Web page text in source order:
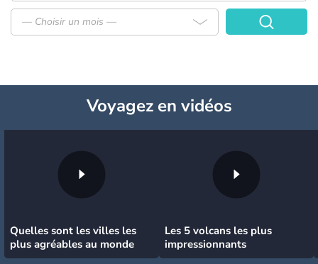
— Choisir un mois —
Voyagezen vidéos
Quelles sont les villes les
plus agréables au monde
Les 5 volcans les plus
impressionnants